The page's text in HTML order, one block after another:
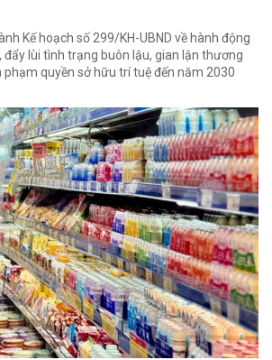
Kế hoạch số 299/KH-UBND về hành động
lùi tình trạng buôn lậu, gian lận thương
quyền sở hữu trí tuệ đến năm 2030